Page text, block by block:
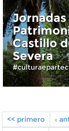
Castillo
Severa
<< primero ‹